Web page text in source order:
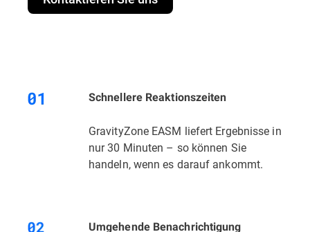
Schnellere Reaktionszeiten
GravityZone EASM liefert Ergebnisse in
nur 30 Minuten – so können Sie
handeln, wenn es darauf ankommt.
Umgehende Benachrichtigung